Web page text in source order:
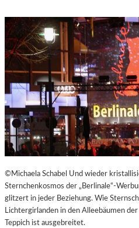
©Michaela Schabel Und wieder
Sternchenkosmos der „Berlinale“-
glitzert in jeder Beziehung. Wie
Lichtergirlanden in den Alleebäumen
Teppich ist ausgebreitet.